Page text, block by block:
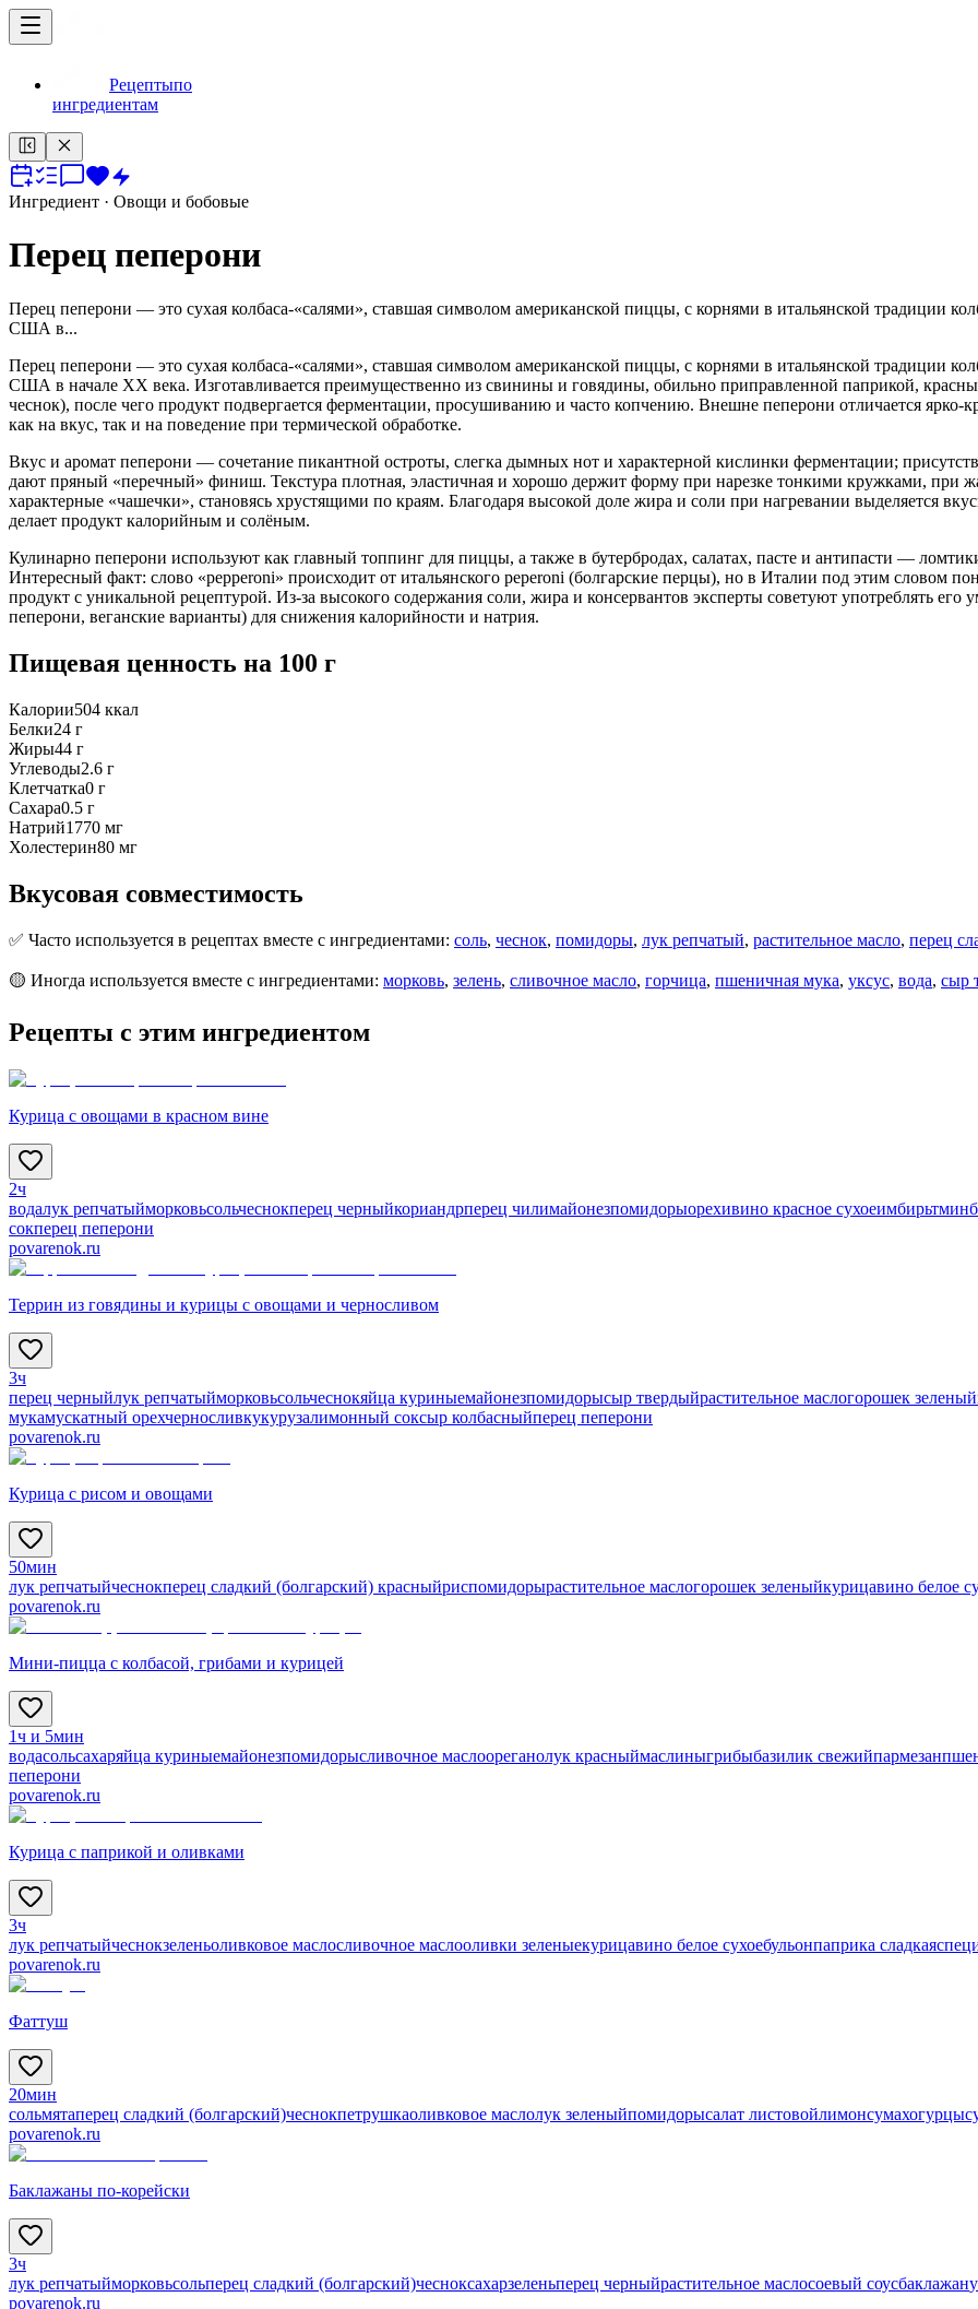
Рецептыпо
ингредиентам
Ингредиент · Овощи и бобовые
Перец пеперони
Перец пеперони — это сухая колбаса-«салями», ставшая символом американской пиццы, с корнями в итальянской традиции
США в...
Перец пеперони — это сухая колбаса-«салями», ставшая символом американской пиццы, с корнями в итальянской традиции
США в начале XX века. Изготавливается преимущественно из свинины и говядины, обильно приправленной паприкой,
чеснок), после чего продукт подвергается ферментации, просушиванию и часто копчению. Внешне пеперони отличается
как на вкус, так и на поведение при термической обработке.
Вкус и аромат пеперони — сочетание пикантной остроты, слегка дымных нот и характерной кислинки ферментации;
дают пряный «перечный» финиш. Текстура плотная, эластичная и хорошо держит форму при нарезке тонкими кружками, при
характерные «чашечки», становясь хрустящими по краям. Благодаря высокой доле жира и соли при нагревании выделяется
делает продукт калорийным и солёным.
Кулинарно пеперони используют как главный топпинг для пиццы, а также в бутербродах, салатах, пасте и антипасти —
Интересный факт: слово «pepperoni» происходит от итальянского peperoni (болгарские перцы), но в Италии под этим словом
продукт с уникальной рецептурой. Из-за высокого содержания соли, жира и консервантов эксперты советуют употреблять его
пеперони, веганские варианты) для снижения калорийности и натрия.
Пищевая ценность на 100 г
Калории504 ккал
Белки24 г
Жиры44 г
Углеводы2.6 г
Клетчатка0 г
Сахара0.5 г
Натрий1770 мг
Холестерин80 мг
Вкусовая совместимость
✅ Часто используется в рецептах вместе с ингредиентами: соль, чеснок, помидоры, лук репчатый, растительное масло, перец
🟡 Иногда используется вместе с ингредиентами: морковь, зелень, сливочное масло, горчица, пшеничная мука, уксус, вода, сыр
Рецепты с этим ингредиентом
Курица с овощами в красном вине
2ч
водалук репчатыйморковьсольчеснокперец черныйкориандрперец чилимайонезпомидорыорехивино красное сухоеимбирьтмин
сокперец пеперони
povarenok.ru
Террин из говядины и курицы с овощами и черносливом
3ч
перец черныйлук репчатыйморковьсольчеснокяйца куриныемайонезпомидорысыр твердыйрастительное маслогорошек зеленый
мукамускатный орехчерносливкукурузалимонный соксыр колбасныйперец пеперони
povarenok.ru
Курица с рисом и овощами
50мин
лук репчатыйчеснокперец сладкий (болгарский) красныйриспомидорырастительное маслогорошек зеленыйкурицавино белое
povarenok.ru
Мини-пицца с колбасой, грибами и курицей
1ч и 5мин
водасольсахаряйца куриныемайонезпомидорысливочное маслоореганолук красныймаслиныгрибыбазилик свежийпармезан
пеперони
povarenok.ru
Курица с паприкой и оливками
3ч
лук репчатыйчеснокзеленьоливковое маслосливочное маслооливки зеленыекурицавино белое сухоебульонпаприка сладкая
povarenok.ru
Фаттуш
20мин
сольмятаперец сладкий (болгарский)чеснокпетрушкаоливковое маслолук зеленыйпомидорысалат листовойлимонсумахогурцы
povarenok.ru
Баклажаны по-корейски
3ч
лук репчатыйморковьсольперец сладкий (болгарский)чесноксахарзеленьперец черныйрастительное маслосоевый соусбаклажан
povarenok.ru